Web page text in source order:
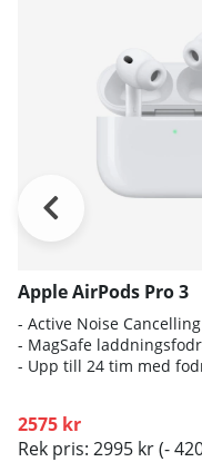
Apple AirPods Pro 3
- Active Noise Cancelling
- MagSafe
- Upp till 24 tim med
2575 kr
Rek pris: 2995 kr(-